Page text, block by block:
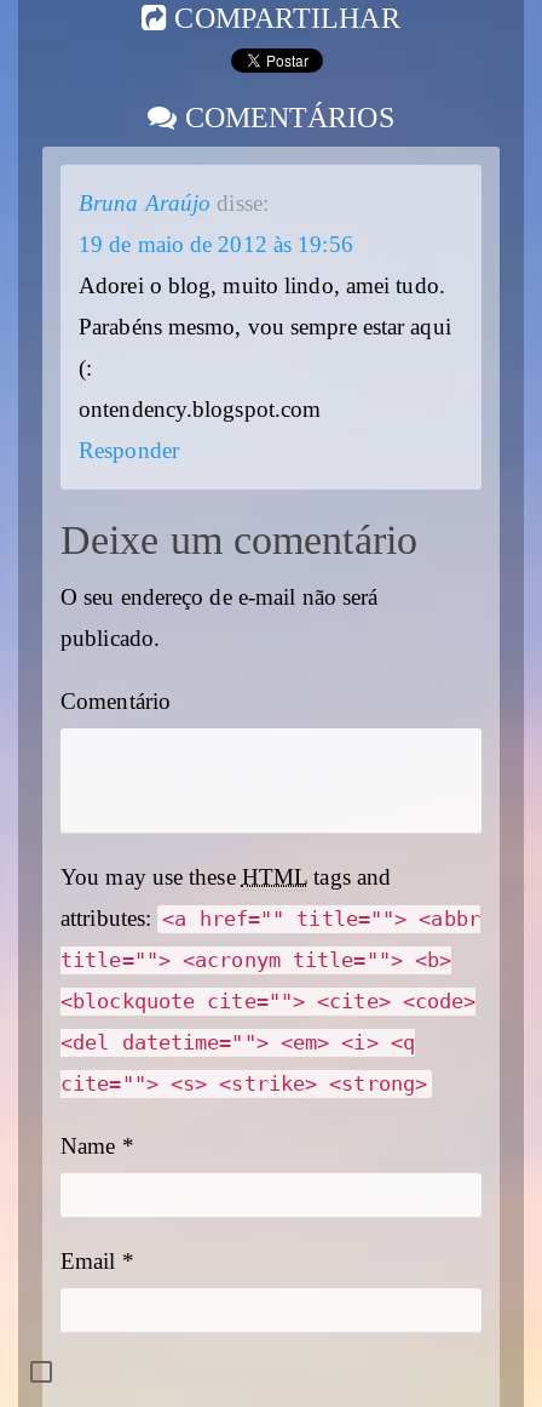
COMPARTILHAR
COMENTÁRIOS
Bruna Araújo disse:
19 de maio de 2012 às 19:56
Adorei o blog, muito lindo, amei tudo.
Parabéns mesmo, vou sempre estar aqui
(:
ontendency.blogspot.com
Responder
Deixe um comentário
O seu endereço de e-mail não será
publicado.
Comentário
You may use these HTML tags and
attributes: <a href="" title=""> <abbr
title=""> <acronym title=""> <b>
<blockquote cite=""> <cite> <code>
<del datetime=""> <em> <i> <q
cite=""> <s> <strike> <strong>
Name *
Email *